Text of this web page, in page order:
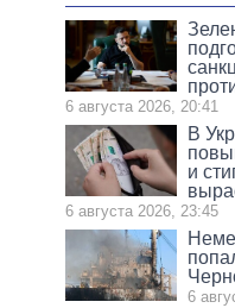
6 августа 2026, 20:41
В
и
6 августа 2026, 23:45
6